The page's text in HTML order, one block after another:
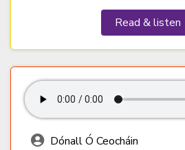
Read & listen
Dónall Ó Ceocháin